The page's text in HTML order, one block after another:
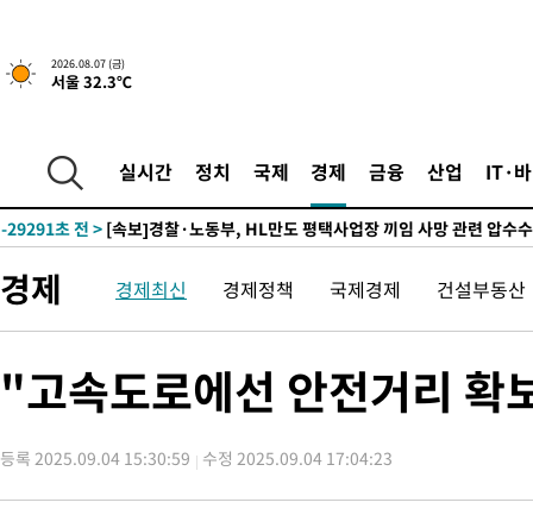
2026.08.07 (금)
서울 32.3℃
실시간 정치 국제 경제 금융 산업 IT·
-14670초 전 >[속보] 뉴욕증시, 일제 하락 마감…나스닥 0.06%↓
-31584초 전 >
[속보]'300억원대 사기 혐의' 차가원 대표 구속 송치
-30778초 전 >
-29291초 전 > [속보]경찰·노동부, HL만도 평택사업장 끼임 사망 관련 압수
압수수색
-28927초 전 >
[속보]원·달러 환율, 오전 9시 1423.8원
-28723초 전 >[속보]삼성전자·SK하이닉스 동반 강보합…1%대 상승 출발
-28677초 전 >[속보]코스피, 6300선 재탈환…1.09% 오른 6365.07 개장
태
-25140초 전 >입추에도 극한더위…서울 낮 39도 '폭염중대경보'
-20104초 전 >이란, 호르무즈서 "적국 목표물들"과 대치로 남부 케슘섬에서
경제 경제최신 경제정책 국제경제 건설부동산
"고속도로에선 안전거리 확
등록 2025.09.04 15:30:59 수정 2025.09.04 17:04:23